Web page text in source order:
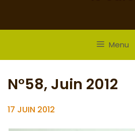
Menu
N°58, Juin 2012
17 JUIN 2012